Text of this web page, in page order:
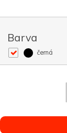
Barva
černá